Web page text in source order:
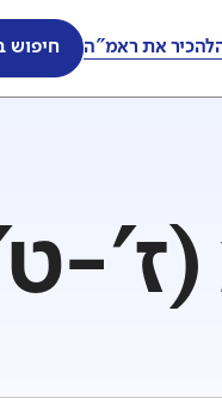
להכיר את ראמ"ה חיפוש